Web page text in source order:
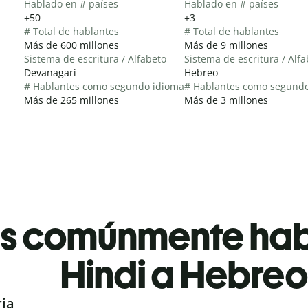
Hablado en # países
+50
# Total de hablantes
Más de 600 millones
Sistema de escritura / Alfabeto
Devanagari
# Hablantes como segundo idioma
Más de 265 millones
Hablado en # países
+3
# Total de hablantes
Más de 9 millones
Sistema de escritura /
Hebreo
# Hablantes como
Más de 3 millones
comúnmente
Hindi a Hebreo